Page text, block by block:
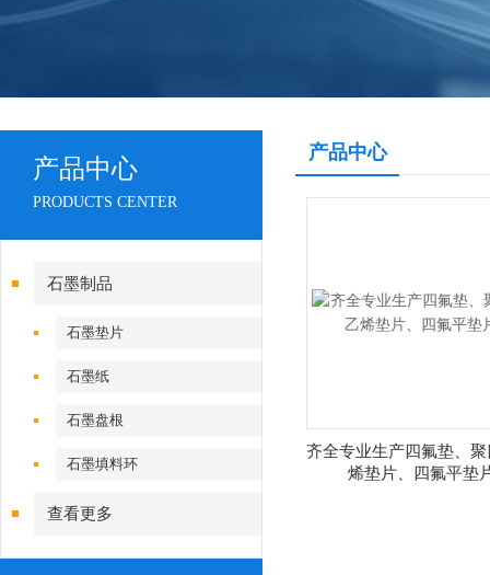
产品中心
PRODUCTS CENTER
石墨制品
石墨垫片
石墨纸
石墨盘根
石墨填料环
查看更多
产品中心
齐全专业生产四氟垫、
烯垫片、四氟平垫